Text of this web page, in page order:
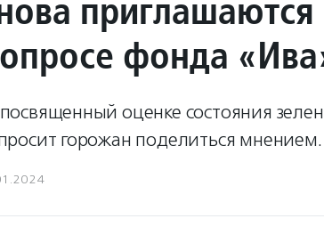
приглашаются
фонда
оценке состояния
горожан поделиться мнением.